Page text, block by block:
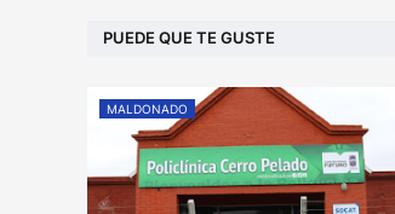
PUEDE QUE TE GUSTE
MALDONADO